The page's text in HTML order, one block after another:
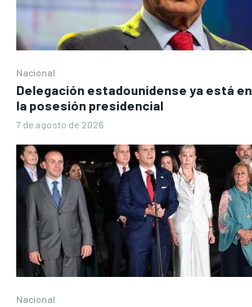
Nacional
Delegación estadounidense ya está
la posesión presidencial
7 de agosto de 2026
Nacional